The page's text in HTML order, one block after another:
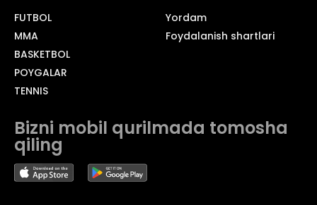
FUTBOL
MMA
BASKETBOL
POYGALAR
TENNIS
Yordam
Foydalanish shartlari
Bizni mobil qurilmada tomosha
qiling